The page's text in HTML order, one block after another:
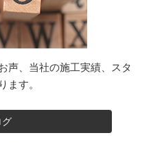
声、当社の施工実績、スタ
ます。
グ